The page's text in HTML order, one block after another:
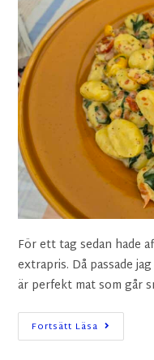
För ett tag sedan hade
extrapris. Då passade
är perfekt mat som går
Fortsätt Läsa